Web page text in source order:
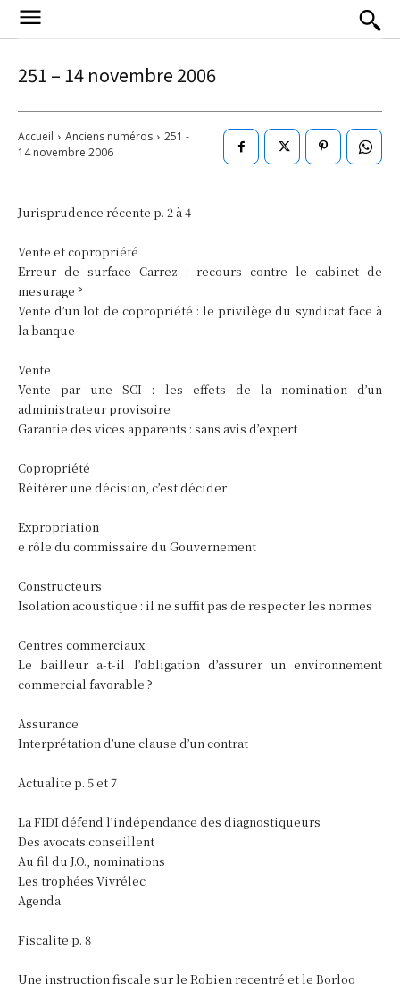
251 – 14 novembre 2006
Accueil Anciens numéros
251 -
14 novembre 2006
Jurisprudence récente p. 2 à 4
Vente et copropriété
Erreur de surface Carrez : recours contre le cabinet de
mesurage ?
Vente d’un lot de copropriété : le privilège du syndicat face à
la banque
Vente
Vente par une SCI : les effets de la nomination d’un
administrateur provisoire
Garantie des vices apparents : sans avis d’expert
Copropriété
Réitérer une décision, c’est décider
Expropriation
e rôle du commissaire du Gouvernement
Constructeurs
Isolation acoustique : il ne suffit pas de respecter les normes
Centres commerciaux
Le bailleur a-t-il l’obligation d’assurer un environnement
commercial favorable ?
Assurance
Interprétation d’une clause d’un contrat
Actualite p. 5 et 7
La FIDI défend l’indépendance des diagnostiqueurs
Des avocats conseillent
Au fil du J.O., nominations
Les trophées Vivrélec
Agenda
Fiscalite p. 8
Une instruction fiscale sur le Robien recentré et le Borloo